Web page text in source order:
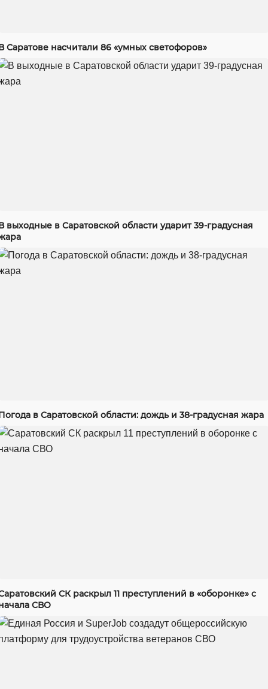
Саратове насчитали 86 «умных светофоров»
выходные в Саратовской области ударит 39-градусная
в Саратовской области: дождь и 38-градусная жара
СК раскрыл 11 преступлений в «оборонке» с
СВО